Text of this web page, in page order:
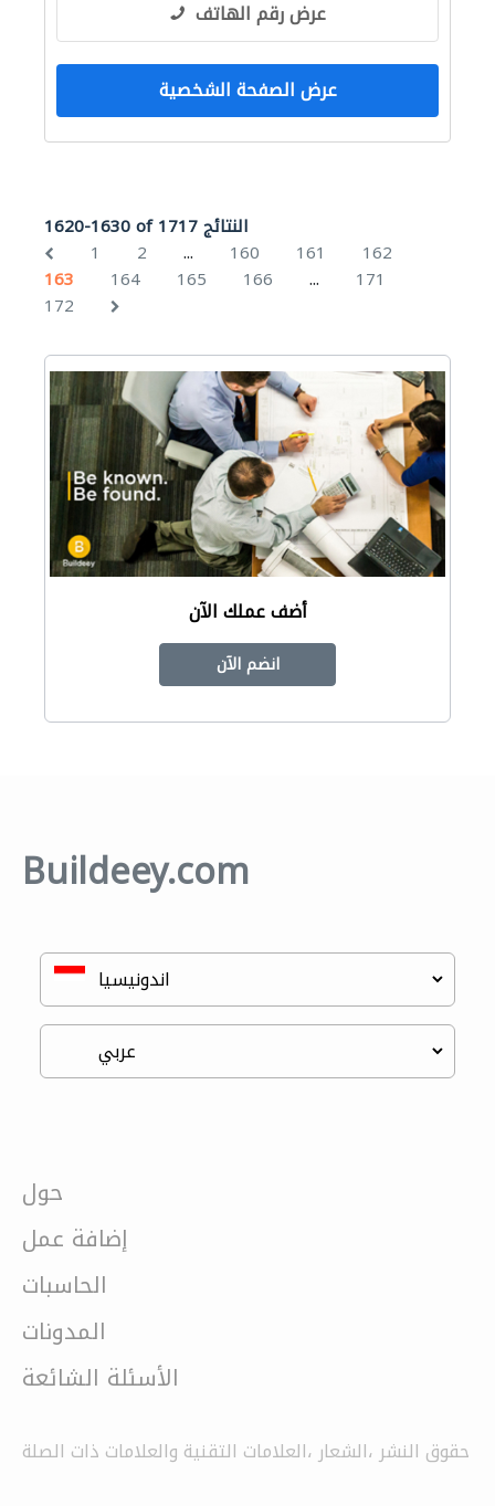
عرض رقم الهاتف
عرض الصفحة الشخصية
1620-1630 of 1717 النتائج
1
2 ... 160 161
162
163
164 165 166 ...
171
172
أضف عملك الآن
انضم الآن
Buildeey.com
حول
إضافة عمل
الحاسبات
المدونات
الأسئلة الشائعة
حقوق النشر ،الشعار ،العلامات التقنية والعلامات ذات الصلة